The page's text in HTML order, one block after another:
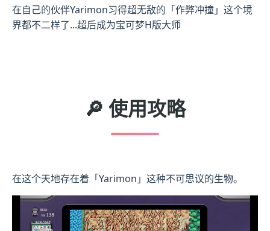
在自己的伙伴Yarimon习得超无敌的「作弊冲撞」这个境
界都不二样了...超后成为宝可梦H版大师
🔎 使用攻略
在这个天地存在着「Yarimon」这种不可思议的生物。